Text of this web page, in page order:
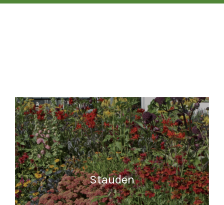
Stauden